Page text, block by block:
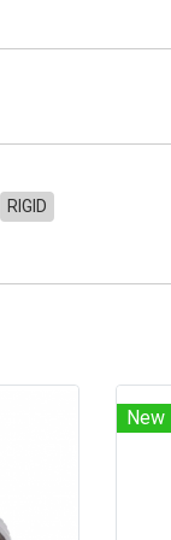
RIGID
New